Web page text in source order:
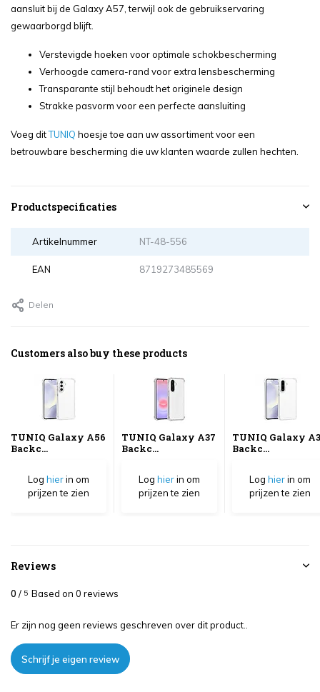
aansluit bij de Galaxy A57, terwijl ook de gebruikservaring
gewaarborgd blijft.
Verstevigde hoeken voor optimale schokbescherming
Verhoogde camera-rand voor extra lensbescherming
Transparante stijl behoudt het originele design
Strakke pasvorm voor een perfecte aansluiting
Voeg ditTUNIQ hoesje toe aan uw assortiment voor een
betrouwbare bescherming die uw klanten waarde zullen hechten.
Productspecificaties
Artikelnummer NT-48-556
EAN 8719273485569
Delen
Customers also buy these products
TUNIQ Galaxy A56
Backc...
Log hierin om
prijzen te zien
TUNIQ Galaxy A37
Backc...
Log hierin om
prijzen te zien
TUNIQ Galaxy
Backc...
Log hierin om
prijzen te zien
Reviews
0 / 5 Based on 0 reviews
Er zijn nog geen reviews geschreven over dit product..
Schrijf je eigen review